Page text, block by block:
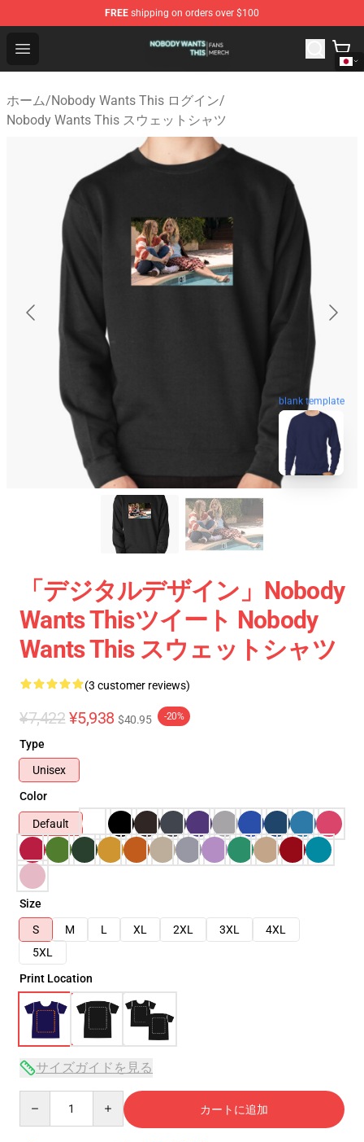
FREE shipping on orders over $100
Open menu
Nobody Wants This Shop - Official Nobody Wants This
ホーム/Nobody Wants This ログイン/
Nobody Wants This スウェットシャツ
blank template
「デジタルデザイン」Nobody
Wants Thisツイート Nobody
Wants This スウェットシャツ
(3 customer reviews)
¥7,422 ¥5,938 $40.95 -20%
Type
Unisex
Color
Default
Size
S
M L XL 2XL 3XL
4XL
5XL
Print Location
サイズガイドを見る
カートに追加